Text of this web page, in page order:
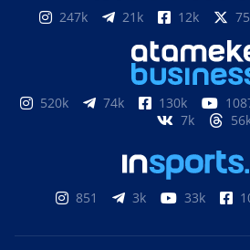
247k 21k 12k 75
520k 74k 130k
7k
851 3k 33k